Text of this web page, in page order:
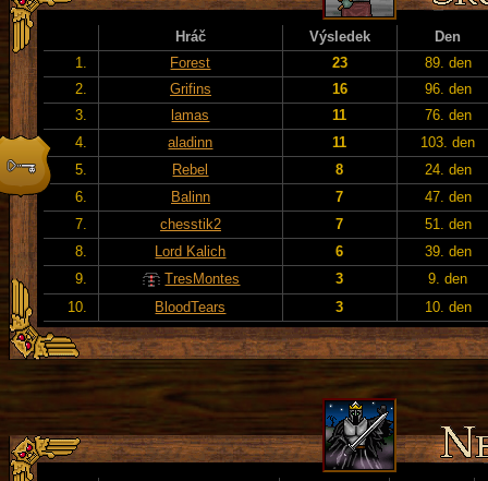
Hráč Výsledek
Den
1.
Forest 23
89. den
2.
Grifins 16
96. den
3.
lamas 11
76. den
4.
aladinn 11
103. den
5.
Rebel 8
24. den
6.
Balinn 7
47. den
7.
chesstik2 7
51. den
8.
Lord Kalich 6
39. den
9.
TresMontes 3
9. den
10.
BloodTears 3 10. den